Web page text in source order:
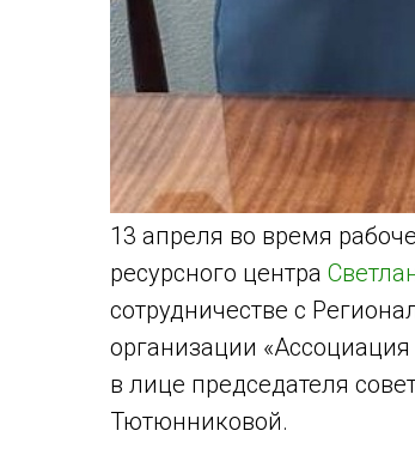
13 апреля во время
ресурсного центра
сотрудничестве с
организации
в лице председателя
Тютюнниковой.